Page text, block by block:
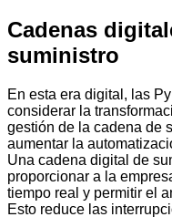
Cadenas
suministro
En esta era digital, las
considerar la
gestión de la cadena de
aumentar la
Una cadena digital de
proporcionar a la
tiempo real y permitir el
Esto reduce las